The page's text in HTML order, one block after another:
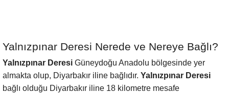
Yalnızpınar Deresi Nerede ve Nereye Bağlı?
Yalnızpınar Deresi Güneydoğu Anadolu bölgesinde yer
almakta olup, Diyarbakır iline bağlıdır. Yalnızpınar Deresi
bağlı olduğu Diyarbakır iline 18 kilometre mesafe